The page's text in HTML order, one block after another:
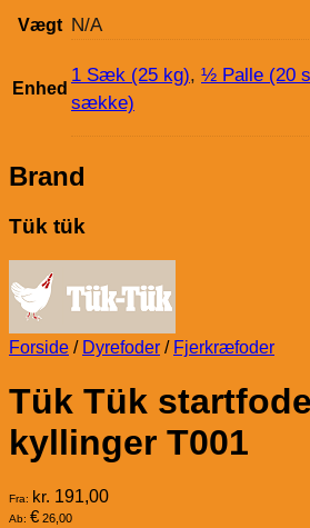
Vægt N/A
Enhed
1 Sæk (25 kg), ½ Palle (20
sække)
Brand
Tük tük
Forside / Dyrefoder / Fjerkræfoder
Tük Tük
kyllinger T001
Fra: kr. 191,00
Ab: € 26,00